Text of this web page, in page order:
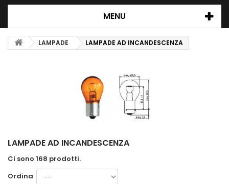
MENU
LAMPADE LAMPADE AD INCANDESCENZA
LAMPADE AD INCANDESCENZA
Ci sono 168 prodotti.
Ordina